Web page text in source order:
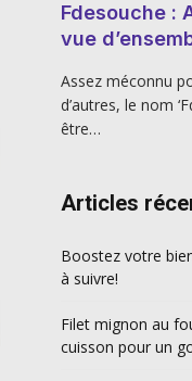
Fdesouche :
vue
Assez méconnu
d’autres, le nom
être…
Articles
Boostez votre
à suivre!
Filet mignon au
cuisson pour un